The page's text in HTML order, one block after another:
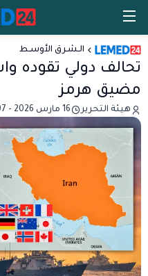
الـشـرق الأوسـط
تحالف دولي تقوده
مضيق هرمز
هيئة التحرير 16 مارس 2026 - 12:07